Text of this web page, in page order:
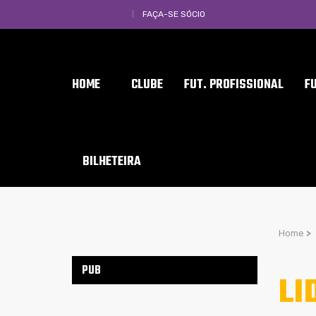
FAÇA-SE SÓCIO
HOME CLUBE FUT. PROFISSIONAL
BILHETEIRA
Home >
PUB